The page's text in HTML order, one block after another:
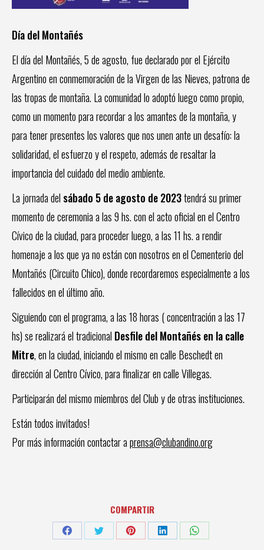
Día del Montañés
El día del Montañés, 5 de agosto, fue declarado por el Ejército
Argentino en conmemoración de la Virgen de las Nieves, patrona de
las tropas de montaña. La comunidad lo adoptó luego como propio,
como un momento para recordar a los amantes de la montaña, y
para tener presentes los valores que nos unen ante un desafío: la
solidaridad, el esfuerzo y el respeto, además de resaltar la
importancia del cuidado del medio ambiente.
La jornada del sábado 5 de agosto de 2023tendrá su primer
momento de ceremonia a las 9 hs. con el acto oficial en el Centro
Cívico de la ciudad, para proceder luego, a las 11 hs. a rendir
homenaje a los que ya no están con nosotros en el Cementerio del
Montañés (Circuito Chico), donde recordaremos especialmente a los
fallecidos en el último año.
Siguiendo con el programa, a las 18 horas ( concentración a las 17
hs) se realizará el tradicional Desfile del Montañés en la calle
Mitre, en la ciudad, iniciando el mismo en calle Beschedt en
dirección al Centro Cívico, para finalizar en calle Villegas.
Participarán del mismo miembros del Club y de otras instituciones.
Están todos invitados!
Por más información contactar aprensa@clubandino.org
COMPARTIR
Share
Share
Share
Share
Share